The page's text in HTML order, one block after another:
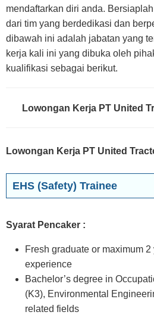
mendaftarkan diri anda.
dari tim yang berdedikasi dan
dibawah ini adalah jabatan yang
kerja kali ini yang dibuka oleh
kualifikasi sebagai berikut.
Lowongan Kerja PT United
Lowongan Kerja PT United
EHS (Safety) Trainee
Syarat Pencaker :
Fresh graduate or maximum
experience
Bachelor’s degree in
(K3), Environmental
related fields